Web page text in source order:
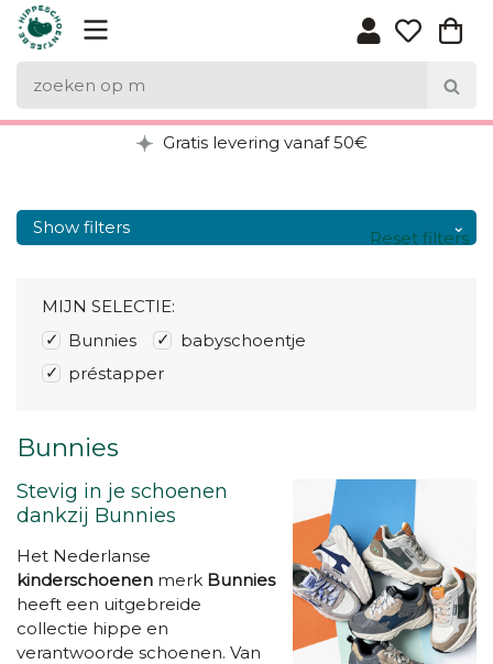
Gratis levering vanaf 50€
Show filters
Bunnies
Stevig in je schoenen
dankzij Bunnies
Het Nederlanse
kinderschoenen merk Bunnies
heeft een uitgebreide
collectie hippe en
verantwoorde schoenen. Van
MIJN SELECTIE:
Bunnies
babyschoentje
préstapper
Reset filters